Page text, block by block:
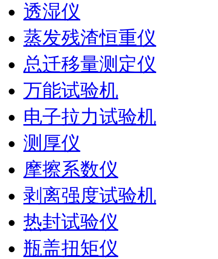
透湿仪
蒸发残渣恒重仪
总迁移量测定仪
万能试验机
电子拉力试验机
测厚仪
摩擦系数仪
剥离强度试验机
热封试验仪
瓶盖扭矩仪